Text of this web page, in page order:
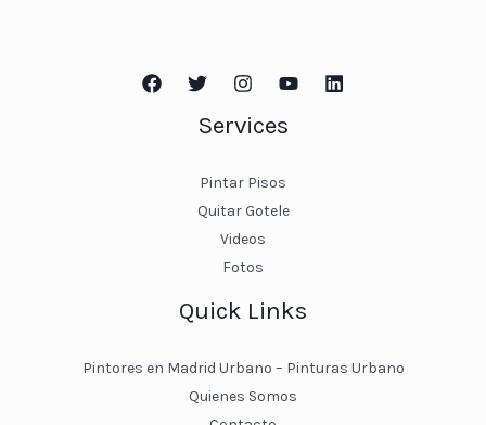
Services
Pintar Pisos
Quitar Gotele
Videos
Fotos
Quick Links
Pintores en Madrid Urbano – Pinturas Urbano
Quienes Somos